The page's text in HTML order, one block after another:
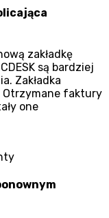
zakładkę
są bardziej
Zakładka
Otrzymane faktury
one